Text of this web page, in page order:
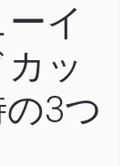
イ
ッ
3つ